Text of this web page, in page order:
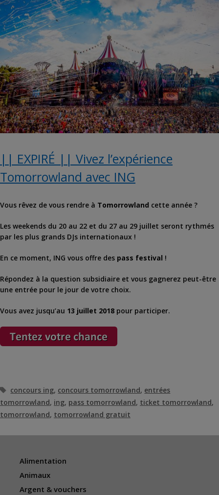
|| EXPIRÉ || Vivez l’expérience
Tomorrowland avec ING
Vous rêvez de vous rendre à Tomorrowland cette année ?
Les weekends du 20 au 22 et du 27 au 29 juillet seront rythmés
par les plus grands DJs internationaux !
En ce moment, ING vous offre des pass festival !
Répondez à la question subsidiaire et vous gagnerez peut-être
une entrée pour le jour de votre choix.
Vous avez jusqu’au 13 juillet 2018 pour participer.
Étiquettes
concours ing, concours tomorrowland, entrées
tomorrowland, ing, pass tomorrowland, ticket tomorrowland,
tomorrowland, tomorrowland gratuit
Alimentation
Animaux
Argent & vouchers